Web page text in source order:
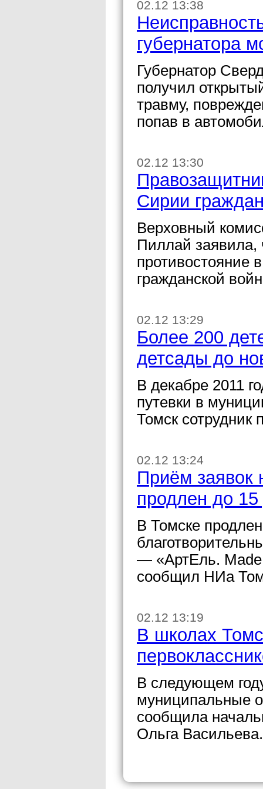
02.12 13:38
губернатора
Губернатор
получил
травму,
попав в
02.12 13:30
Сирии
Верховный
Пиллай заявила,
противостояние
гражданской
02.12 13:29
Более 200
детсады до
В декабре 2011
путевки в
Томск сотрудник
02.12 13:24
Приём заявок
продлен до
В Томске
— «АртЕль. Made
сообщил НИа
02.12 13:19
В школах
В следующем
муниципальные
сообщила
Ольга Васильева.